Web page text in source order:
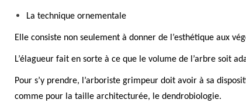
La technique ornementale
Elle consiste non seulement à donner de l’esthétique aux
L’élagueur fait en sorte à ce que le volume de l’arbre soit
Pour s’y prendre, l’arboriste grimpeur doit avoir à sa
comme pour la taille architecturée, le dendrobiologie.